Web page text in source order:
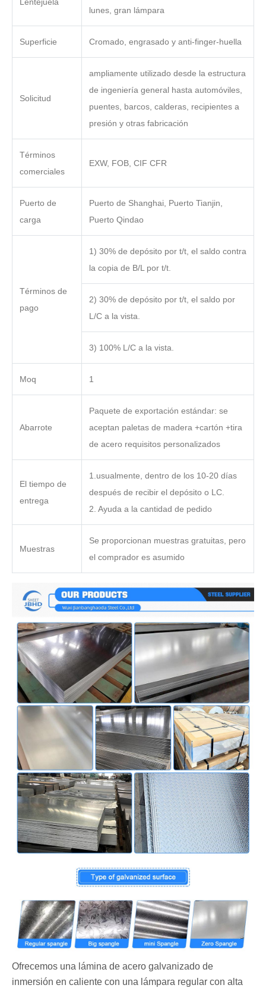
lunes, gran lámpara
Superficie Cromado, engrasado y anti-finger-huella
Solicitud
ampliamente utilizado desde la estructura
de ingeniería general hasta automóviles,
puentes, barcos, calderas, recipientes a
presión y otras fabricación
Términos
comerciales
EXW, FOB, CIF CFR
Puerto de
carga
Puerto de Shanghai, Puerto Tianjin,
Puerto Qindao
Términos de
pago
1) 30% de depósito por t/t, el saldo contra
la copia de B/L por t/t.
2) 30% de depósito por t/t, el saldo por
L/C a la vista.
3) 100% L/C a la vista.
Moq 1
Abarrote
Paquete de exportación estándar: se
aceptan paletas de madera +cartón +tira
de acero requisitos personalizados
El tiempo de
entrega
1.usualmente, dentro de los 10-20 días
después de recibir el depósito o LC.
2. Ayuda a la cantidad de pedido
Muestras
Se proporcionan muestras gratuitas, pero
el comprador es asumido
Ofrecemos una lámina de acero galvanizado de
inmersión en caliente con una lámpara regular con alta